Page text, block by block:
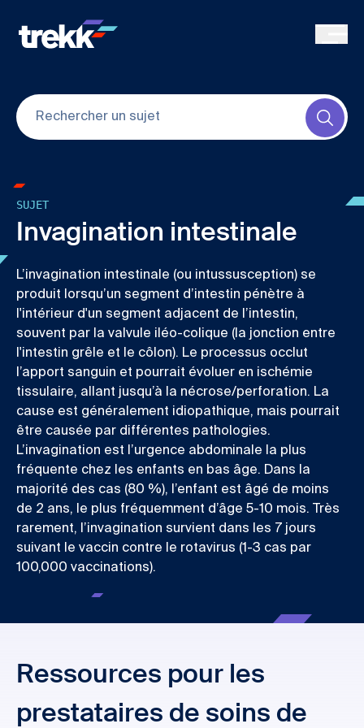
SUJET
Invagination intestinale
L’invagination intestinale (ou intussusception) se
produit lorsqu’un segment d’intestin pénètre à
l'intérieur d'un segment adjacent de l’intestin,
souvent par la valvule iléo-colique (la jonction entre
l'intestin grêle et le côlon). Le processus occlut
l’apport sanguin et pourrait évoluer en ischémie
tissulaire, allant jusqu’à la nécrose/perforation. La
cause est généralement idiopathique, mais pourrait
être causée par différentes pathologies.
L’invagination est l’urgence abdominale la plus
fréquente chez les enfants en bas âge. Dans la
majorité des cas (80 %), l’enfant est âgé de moins
de 2 ans, le plus fréquemment d’âge 5-10 mois. Très
rarement, l’invagination survient dans les 7 jours
suivant le vaccin contre le rotavirus (1-3 cas par
100,000 vaccinations).
Ressources pour les
prestataires de soins de